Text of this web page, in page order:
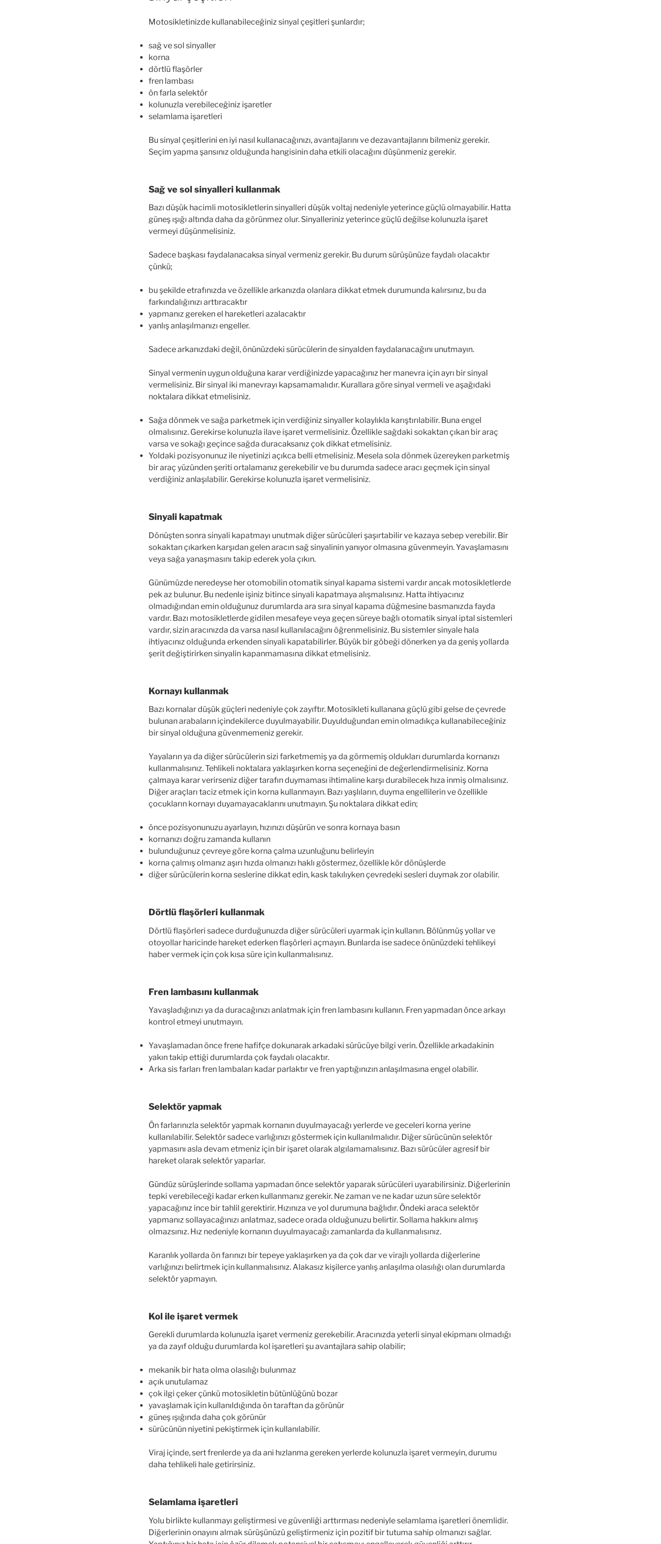
Motosikletinizde kullanabileceğiniz sinyal çeşitleri şunlardır;
sağ ve sol sinyaller
korna
dörtlü flaşörler
fren lambası
ön farla selektör
kolunuzla verebileceğiniz işaretler
selamlama işaretleri
Bu sinyal çeşitlerini en iyi nasıl kullanacağınızı, avantajlarını ve dezavantajlarını bilmeniz gerekir.
Seçim yapma şansınız olduğunda hangisinin daha etkili olacağını düşünmeniz gerekir.
Sağ ve sol sinyalleri kullanmak
Bazı düşük hacimli motosikletlerin sinyalleri düşük voltaj nedeniyle yeterince güçlü olmayabilir. Hatta
güneş ışığı altında daha da görünmez olur. Sinyalleriniz yeterince güçlü değilse kolunuzla işaret
vermeyi düşünmelisiniz.
Sadece başkası faydalanacaksa sinyal vermeniz gerekir. Bu durum sürüşünüze faydalı olacaktır
çünkü;
bu şekilde etrafınızda ve özellikle arkanızda olanlara dikkat etmek durumunda kalırsınız, bu da
farkındalığınızı arttıracaktır
yapmanız gereken el hareketleri azalacaktır
yanlış anlaşılmanızı engeller.
Sadece arkanızdaki değil, önünüzdeki sürücülerin de sinyalden faydalanacağını unutmayın.
Sinyal vermenin uygun olduğuna karar verdiğinizde yapacağınız her manevra için ayrı bir sinyal
vermelisiniz. Bir sinyal iki manevrayı kapsamamalıdır. Kurallara göre sinyal vermeli ve aşağıdaki
noktalara dikkat etmelisiniz.
Sağa dönmek ve sağa parketmek için verdiğiniz sinyaller kolaylıkla karıştırılabilir. Buna engel
olmalısınız. Gerekirse kolunuzla ilave işaret vermelisiniz. Özellikle sağdaki sokaktan çıkan bir araç
varsa ve sokağı geçince sağda duracaksanız çok dikkat etmelisiniz.
Yoldaki pozisyonunuz ile niyetinizi açıkca belli etmelisiniz. Mesela sola dönmek üzereyken parketmiş
bir araç yüzünden şeriti ortalamanız gerekebilir ve bu durumda sadece aracı geçmek için sinyal
verdiğiniz anlaşılabilir. Gerekirse kolunuzla işaret vermelisiniz.
Sinyali kapatmak
Dönüşten sonra sinyali kapatmayı unutmak diğer sürücüleri şaşırtabilir ve kazaya sebep verebilir. Bir
sokaktan çıkarken karşıdan gelen aracın sağ sinyalinin yanıyor olmasına güvenmeyin. Yavaşlamasını
veya sağa yanaşmasını takip ederek yola çıkın.
Günümüzde neredeyse her otomobilin otomatik sinyal kapama sistemi vardır ancak motosikletlerde
pek az bulunur. Bu nedenle işiniz bitince sinyali kapatmaya alışmalısınız. Hatta ihtiyacınız
olmadığından emin olduğunuz durumlarda ara sıra sinyal kapama düğmesine basmanızda fayda
vardır. Bazı motosikletlerde gidilen mesafeye veya geçen süreye bağlı otomatik sinyal iptal sistemleri
vardır, sizin aracınızda da varsa nasıl kullanılacağını öğrenmelisiniz. Bu sistemler sinyale hala
ihtiyacınız olduğunda erkenden sinyali kapatabilirler. Büyük bir göbeği dönerken ya da geniş yollarda
şerit değiştirirken sinyalin kapanmamasına dikkat etmelisiniz.
Kornayı kullanmak
Bazı kornalar düşük güçleri nedeniyle çok zayıftır. Motosikleti kullanana güçlü gibi gelse de çevrede
bulunan arabaların içindekilerce duyulmayabilir. Duyulduğundan emin olmadıkça kullanabileceğiniz
bir sinyal olduğuna güvenmemeniz gerekir.
Yayaların ya da diğer sürücülerin sizi farketmemiş ya da görmemiş oldukları durumlarda kornanızı
kullanmalısınız. Tehlikeli noktalara yaklaşırken korna seçeneğini de değerlendirmelisiniz. Korna
çalmaya karar verirseniz diğer tarafın duymaması ihtimaline karşı durabilecek hıza inmiş olmalısınız.
Diğer araçları taciz etmek için korna kullanmayın. Bazı yaşlıların, duyma engellilerin ve özellikle
çocukların kornayı duyamayacaklarını unutmayın. Şu noktalara dikkat edin;
önce pozisyonunuzu ayarlayın, hızınızı düşürün ve sonra kornaya basın
kornanızı doğru zamanda kullanın
bulunduğunuz çevreye göre korna çalma uzunluğunu belirleyin
korna çalmış olmanız aşırı hızda olmanızı haklı göstermez, özellikle kör dönüşlerde
diğer sürücülerin korna seslerine dikkat edin, kask takılıyken çevredeki sesleri duymak zor olabilir.
Dörtlü flaşörleri kullanmak
Dörtlü flaşörleri sadece durduğunuzda diğer sürücüleri uyarmak için kullanın. Bölünmüş yollar ve
otoyollar haricinde hareket ederken flaşörleri açmayın. Bunlarda ise sadece önünüzdeki tehlikeyi
haber vermek için çok kısa süre için kullanmalısınız.
Fren lambasını kullanmak
Yavaşladığınızı ya da duracağınızı anlatmak için fren lambasını kullanın. Fren yapmadan önce arkayı
kontrol etmeyi unutmayın.
Yavaşlamadan önce frene hafifçe dokunarak arkadaki sürücüye bilgi verin. Özellikle arkadakinin
yakın takip ettiği durumlarda çok faydalı olacaktır.
Arka sis farları fren lambaları kadar parlaktır ve fren yaptığınızın anlaşılmasına engel olabilir.
Selektör yapmak
Ön farlarınızla selektör yapmak kornanın duyulmayacağı yerlerde ve geceleri korna yerine
kullanılabilir. Selektör sadece varlığınızı göstermek için kullanılmalıdır. Diğer sürücünün selektör
yapmasını asla devam etmeniz için bir işaret olarak algılamamalısınız. Bazı sürücüler agresif bir
hareket olarak selektör yaparlar.
Gündüz sürüşlerinde sollama yapmadan önce selektör yaparak sürücüleri uyarabilirsiniz. Diğerlerinin
tepki verebileceği kadar erken kullanmanız gerekir. Ne zaman ve ne kadar uzun süre selektör
yapacağınız ince bir tahlil gerektirir. Hızınıza ve yol durumuna bağlıdır. Öndeki araca selektör
yapmanız sollayacağınızı anlatmaz, sadece orada olduğunuzu belirtir. Sollama hakkını almış
olmazsınız. Hız nedeniyle kornanın duyulmayacağı zamanlarda da kullanmalısınız.
Karanlık yollarda ön farınızı bir tepeye yaklaşırken ya da çok dar ve virajlı yollarda diğerlerine
varlığınızı belirtmek için kullanmalısınız. Alakasız kişilerce yanlış anlaşılma olasılığı olan durumlarda
selektör yapmayın.
Kol ile işaret vermek
Gerekli durumlarda kolunuzla işaret vermeniz gerekebilir. Aracınızda yeterli sinyal ekipmanı olmadığı
ya da zayıf olduğu durumlarda kol işaretleri şu avantajlara sahip olabilir;
mekanik bir hata olma olasılığı bulunmaz
açık unutulamaz
çok ilgi çeker çünkü motosikletin bütünlüğünü bozar
yavaşlamak için kullanıldığında ön taraftan da görünür
güneş ışığında daha çok görünür
sürücünün niyetini pekiştirmek için kullanılabilir.
Viraj içinde, sert frenlerde ya da ani hızlanma gereken yerlerde kolunuzla işaret vermeyin, durumu
daha tehlikeli hale getirirsiniz.
Selamlama işaretleri
Yolu birlikte kullanmayı geliştirmesi ve güvenliği arttırması nedeniyle selamlama işaretleri önemlidir.
Diğerlerinin onayını almak sürüşünüzü geliştirmeniz için pozitif bir tutuma sahip olmanızı sağlar.